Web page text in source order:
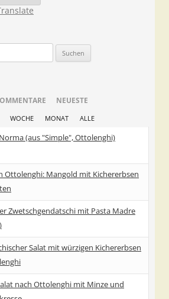
NEUESTE
WOCHE MONAT ALLE
(aus "Simple", Ottolenghi)
Ottolenghi: Mangold mit Kichererbsen
Zwetschgendatschi mit Pasta Madre
Salat mit würzigen Kichererbsen
nach Ottolenghi mit Minze und